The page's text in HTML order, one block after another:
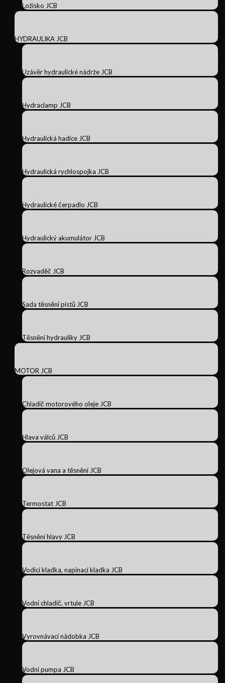
Ložisko JCB
HYDRAULIKA JCB
Uzávěr hydraulické nádrže JCB
Hydraclamp JCB
Hydraulická hadice JCB
Hydraulická rychlospojka JCB
Hydraulické čerpadlo JCB
Hydraulický akumulátor JCB
Rozvaděč JCB
Sada těsnění pístů JCB
Těsnění hydrauliky JCB
MOTOR JCB
Chladič motorového oleje JCB
Hlava válců JCB
Olejová vana a těsnění JCB
Termostat JCB
Těsnění hlavy JCB
Vodicí kladka, napínací kladka JCB
Vodní chladič, vrtule JCB
Vyrovnávací nádobka JCB
Vodní pumpa JCB